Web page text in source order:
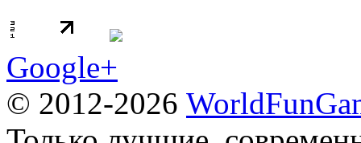
Google+
© 2012-2026